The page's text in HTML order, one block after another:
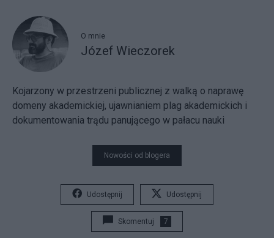
O mnie
Józef Wieczorek
Kojarzony w przestrzeni publicznej z walką o naprawę
domeny akademickiej, ujawnianiem plag akademickich i
dokumentowania trądu panującego w pałacu nauki
Nowości od blogera
Udostępnij Udostępnij
Skomentuj 7